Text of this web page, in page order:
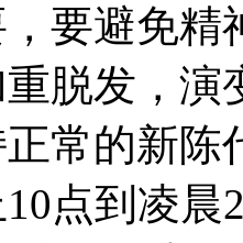
要避免精
脱发，演
常的新
点到凌